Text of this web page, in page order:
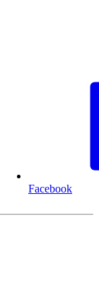
Facebook